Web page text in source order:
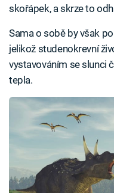
skořápek, a skrze to
Sama o sobě by však
jelikož studenokrevní
vystavováním se slunci
tepla.